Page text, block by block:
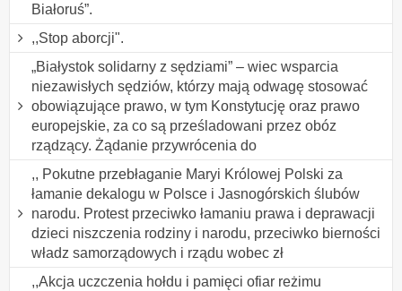
Białoruś”.
,,Stop aborcji".
„Białystok solidarny z sędziami” – wiec wsparcia
niezawisłych sędziów, którzy mają odwagę stosować
obowiązujące prawo, w tym Konstytucję oraz prawo
europejskie, za co są prześladowani przez obóz
rządzący. Żądanie przywrócenia do
,, Pokutne przebłaganie Maryi Królowej Polski za
łamanie dekalogu w Polsce i Jasnogórskich ślubów
narodu. Protest przeciwko łamaniu prawa i deprawacji
dzieci niszczenia rodziny i narodu, przeciwko bierności
władz samorządowych i rządu wobec zł
,,Akcja uczczenia hołdu i pamięci ofiar reżimu